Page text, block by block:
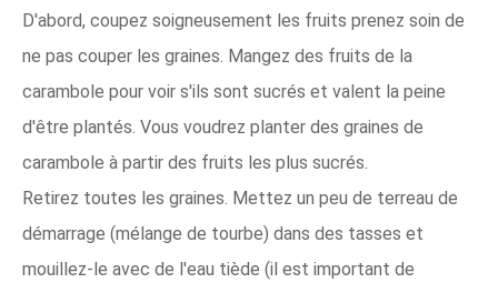
D'abord, coupez soigneusement les fruits prenez soin de
ne pas couper les graines. Mangez des fruits de la
carambole pour voir s'ils sont sucrés et valent la peine
d'être plantés. Vous voudrez planter des graines de
carambole à partir des fruits les plus sucrés.
Retirez toutes les graines. Mettez un peu de terreau de
démarrage (mélange de tourbe) dans des tasses et
mouillez-le avec de l'eau tiède (il est important de